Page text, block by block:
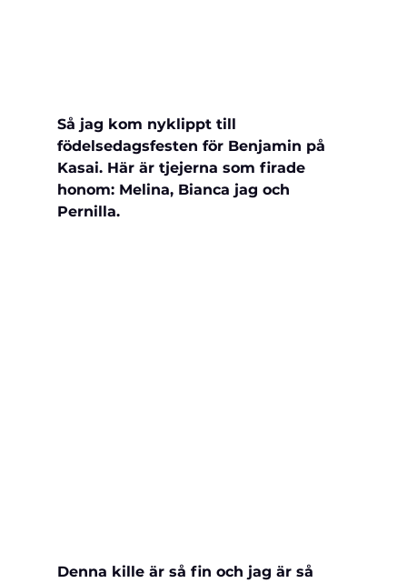
Så jag kom nyklippt till
födelsedagsfesten för Benjamin på
Kasai. Här är tjejerna som firade
honom: Melina, Bianca jag och
Pernilla.
Denna kille är så fin och jag är så